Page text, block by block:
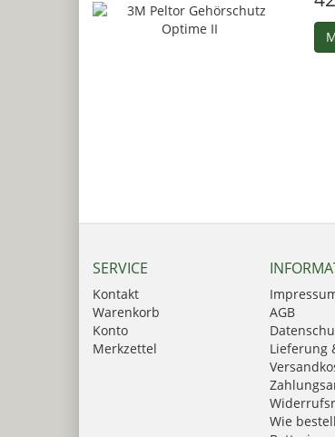
SERVICE
Kontakt
Warenkorb
Konto
Merkzettel
AGB
Lieferung
Wie